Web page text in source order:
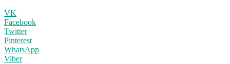
VK
Facebook
Twitter
Pinterest
WhatsApp
Viber